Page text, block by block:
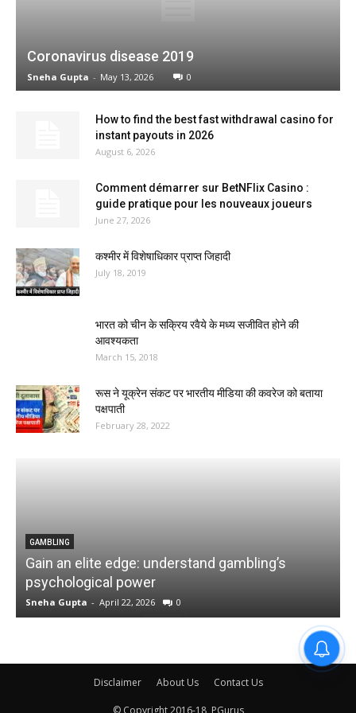
Coronavirus disease 2019
Sneha Gupta - May 13, 2026 0
How to find the best fast withdrawal casino for
instant payouts in 2026
August 6, 2026
Comment démarrer sur BetNFlix Casino :
guide pratique pour les nouveaux joueurs
June 27, 2026
कश्मीर में विशेषाधिकार प्राप्त जिहादी
July 18, 2019
भारत को चीन के सक्रिय रवैये के मध्य सजीवित होने की
आवश्यकता
March 15, 2018
रूस ने यूक्रेन संकट पर भारतीय मीडिया की कवरेज को बताया
पक्षपाती
February 28, 2022
GAMBLING
Gain an elite edge: understand gambling’s
psychological power
Sneha Gupta - April 22, 2026 0
Disclaimer About Us Contact Us